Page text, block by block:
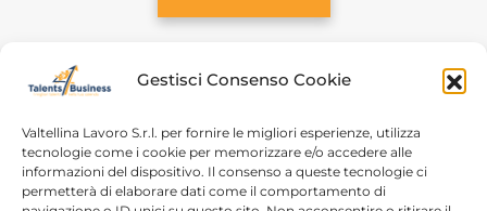
Gestisci Consenso Cookie
Valtellina Lavoro S.r.l. per fornire le migliori esperienze, utilizza
tecnologie come i cookie per memorizzare e/o accedere alle
informazioni del dispositivo. Il consenso a queste tecnologie ci
permetterà di elaborare dati come il comportamento di
Home
Chi siamo